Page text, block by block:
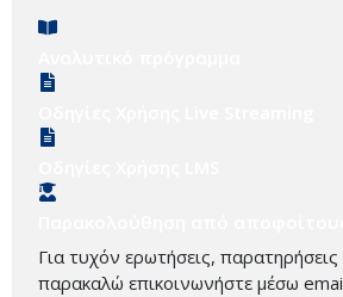
Για τυχόν ερωτήσεις, παρατηρήσεις
παρακαλώ επικοινωνήστε μέσω